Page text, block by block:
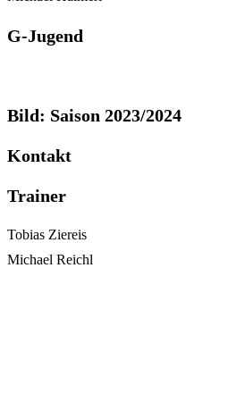
G-Jugend
Bild: Saison 2023/2024
Kontakt
Trainer
Tobias Ziereis
Michael Reichl